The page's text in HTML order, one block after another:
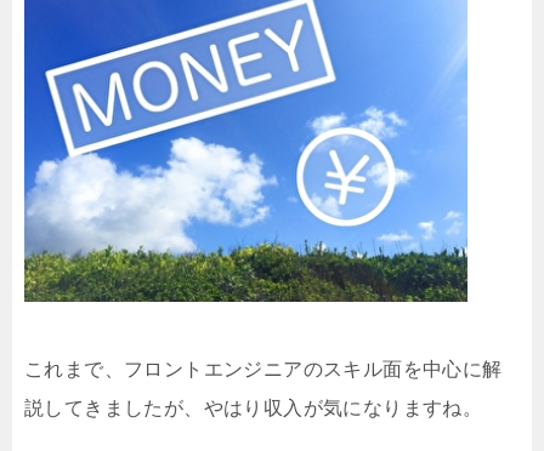
これまで、フロントエンジニアのスキル面を中心に解
説してきましたが、やはり収入が気になりますね。